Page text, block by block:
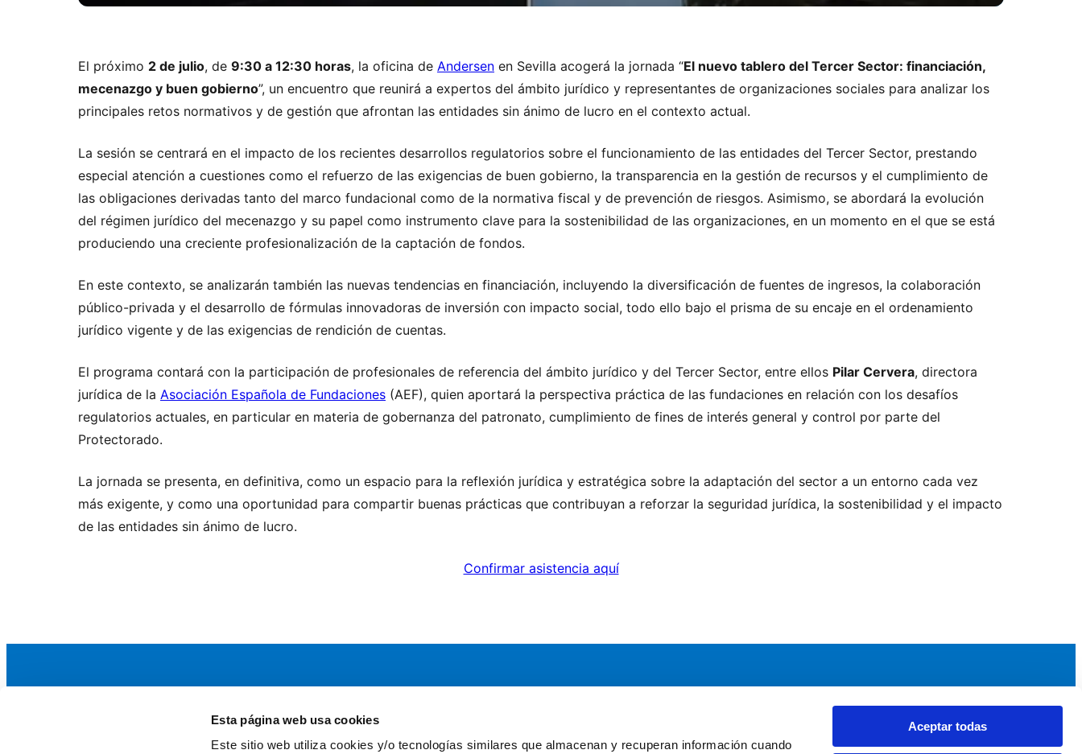
Esta página web usa cookies
Este sitio web utiliza cookies y/o tecnologías similares que almacenan y recuperan información cuando
Aceptar todas
El próximo 2 de julio, de 9:30 a 12:30 horas, la oficina de Andersen en Sevilla acogerá la jornada “El nuevo tablero del Tercer Sector: financiación,
mecenazgo y buen gobierno”, un encuentro que reunirá a expertos del ámbito jurídico y representantes de organizaciones sociales para analizar los
principales retos normativos y de gestión que afrontan las entidades sin ánimo de lucro en el contexto actual.
La sesión se centrará en el impacto de los recientes desarrollos regulatorios sobre el funcionamiento de las entidades del Tercer Sector, prestando
especial atención a cuestiones como el refuerzo de las exigencias de buen gobierno, la transparencia en la gestión de recursos y el cumplimiento de
las obligaciones derivadas tanto del marco fundacional como de la normativa fiscal y de prevención de riesgos. Asimismo, se abordará la evolución
del régimen jurídico del mecenazgo y su papel como instrumento clave para la sostenibilidad de las organizaciones, en un momento en el que se está
produciendo una creciente profesionalización de la captación de fondos.
En este contexto, se analizarán también las nuevas tendencias en financiación, incluyendo la diversificación de fuentes de ingresos, la colaboración
público-privada y el desarrollo de fórmulas innovadoras de inversión con impacto social, todo ello bajo el prisma de su encaje en el ordenamiento
jurídico vigente y de las exigencias de rendición de cuentas.
El programa contará con la participación de profesionales de referencia del ámbito jurídico y del Tercer Sector, entre ellos Pilar Cervera, directora
jurídica de la Asociación Española de Fundaciones (AEF), quien aportará la perspectiva práctica de las fundaciones en relación con los desafíos
regulatorios actuales, en particular en materia de gobernanza del patronato, cumplimiento de fines de interés general y control por parte del
Protectorado.
La jornada se presenta, en definitiva, como un espacio para la reflexión jurídica y estratégica sobre la adaptación del sector a un entorno cada vez
más exigente, y como una oportunidad para compartir buenas prácticas que contribuyan a reforzar la seguridad jurídica, la sostenibilidad y el impacto
de las entidades sin ánimo de lucro.
Confirmar asistencia aquí
Noticias y Eventos